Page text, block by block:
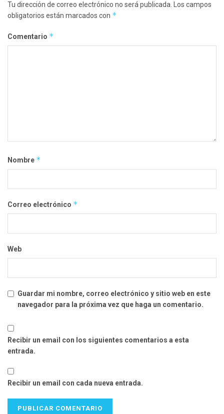
Tu dirección de correo electrónico no será publicada.
Los campos
obligatorios están marcados con *
Comentario *
Nombre *
Correo electrónico *
Web
Guardar mi nombre, correo electrónico y sitio web en este
navegador para la próxima vez que haga un comentario.
Recibir un email con los siguientes comentarios a esta
entrada.
Recibir un email con cada nueva entrada.